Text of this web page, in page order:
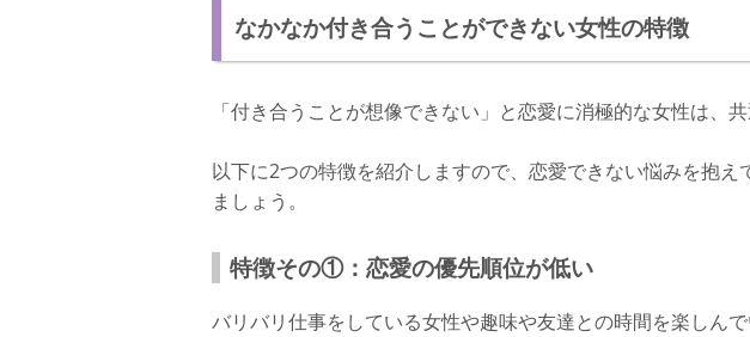
なかなか付き合うことができない女性の特徴
「付き合うことが想像できない」と恋愛に消極的な女性は、
以下に2つの特徴を紹介しますので、恋愛できない悩みを抱え
ましょう。
特徴その①：恋愛の優先順位が低い
バリバリ仕事をしている女性や趣味や友達との時間を楽しんで